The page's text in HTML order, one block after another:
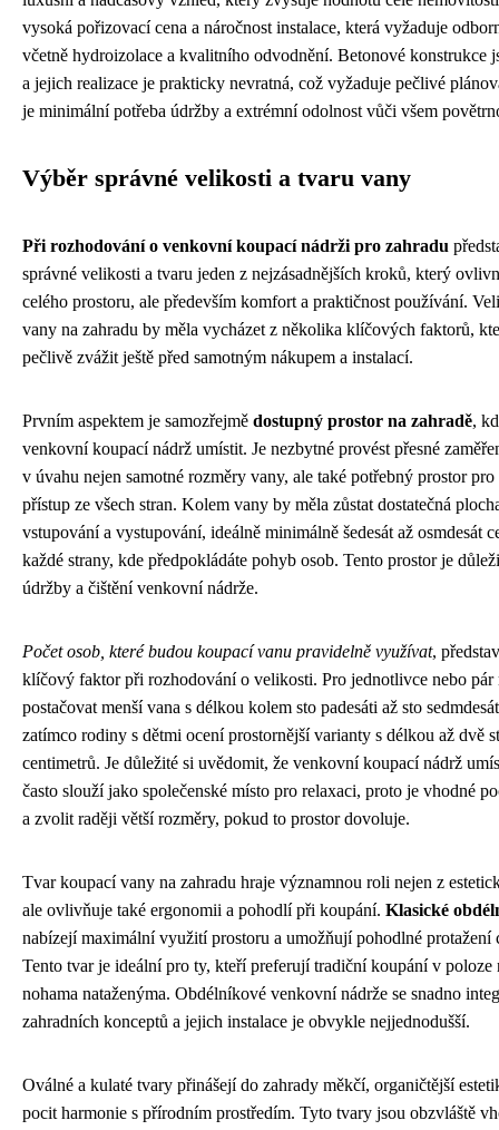
vysoká pořizovací cena a náročnost instalace, která vyžaduje
včetně hydroizolace a kvalitního odvodnění. Betonové konstrukce
a jejich realizace je prakticky nevratná, což vyžaduje pečlivé
je minimální potřeba údržby a extrémní odolnost vůči všem
Výběr správné velikosti a tvaru vany
Při rozhodování o venkovní koupací nádrži pro zahradu
správné velikosti a tvaru jeden z nejzásadnějších kroků, který
celého prostoru, ale především komfort a praktičnost používání.
vany na zahradu by měla vycházet z několika klíčových faktorů,
pečlivě zvážit ještě před samotným nákupem a instalací.
Prvním aspektem je samozřejmě dostupný prostor na zahradě,
venkovní koupací nádrž umístit. Je nezbytné provést přesné
v úvahu nejen samotné rozměry vany, ale také potřebný prostor pro
přístup ze všech stran. Kolem vany by měla zůstat dostatečná
vstupování a vystupování, ideálně minimálně šedesát až osmdesát
každé strany, kde předpokládáte pohyb osob. Tento prostor je
údržby a čištění venkovní nádrže.
Počet osob, které budou koupací vanu pravidelně využívat,
klíčový faktor při rozhodování o velikosti. Pro jednotlivce nebo pár
postačovat menší vana s délkou kolem sto padesáti až sto
zatímco rodiny s dětmi ocení prostornější varianty s délkou až dvě
centimetrů. Je důležité si uvědomit, že venkovní koupací nádrž
často slouží jako společenské místo pro relaxaci, proto je vhodné
a zvolit raději větší rozměry, pokud to prostor dovoluje.
Tvar koupací vany na zahradu hraje významnou roli nejen z
ale ovlivňuje také ergonomii a pohodlí při koupání. Klasické
nabízejí maximální využití prostoru a umožňují pohodlné protažení
Tento tvar je ideální pro ty, kteří preferují tradiční koupání v poloze
nohama nataženýma. Obdélníkové venkovní nádrže se snadno
zahradních konceptů a jejich instalace je obvykle nejjednodušší.
Oválné a kulaté tvary přinášejí do zahrady měkčí, organičtější
pocit harmonie s přírodním prostředím. Tyto tvary jsou obzvláště